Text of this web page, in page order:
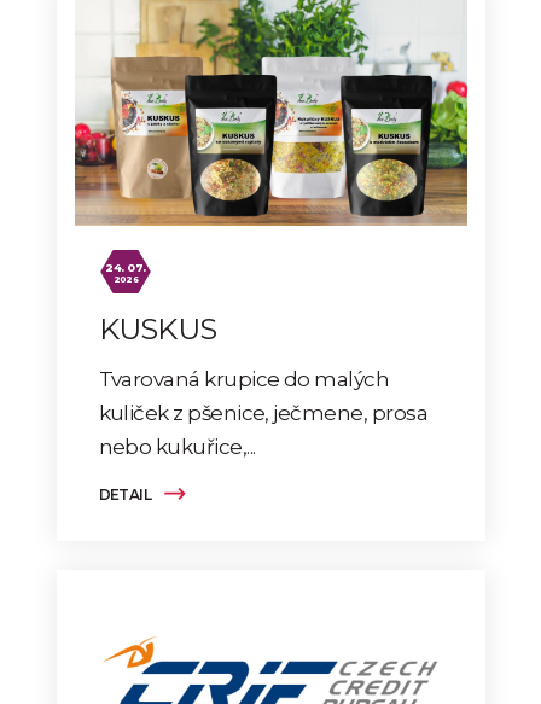
DETAIL
24. 07.
2026
KUSKUS
Tvarovaná krupice do malých
kuliček z pšenice, ječmene, prosa
nebo kukuřice,...